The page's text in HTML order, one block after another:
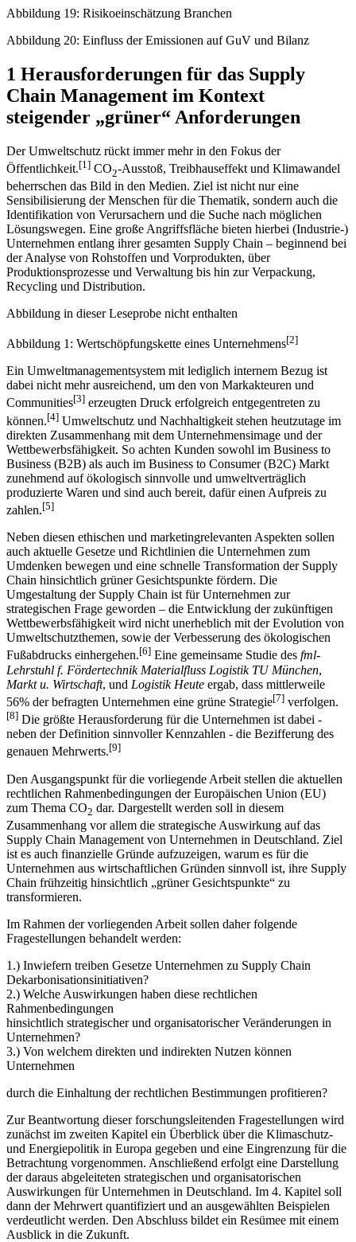
Abbildung 18: Kostenfaktor CO2am Beispiel der Luftfahrt
Abbildung 19: Risikoeinschätzung Branchen
Abbildung 20: Einfluss der Emissionen auf GuV und Bilanz
1 Herausforderungen für das Supply
Chain Management im Kontext
steigender „grüner“ Anforderungen
Der Umweltschutz rückt immer mehr in den Fokus der
Öffentlichkeit.[1]CO2-Ausstoß, Treibhauseffekt und Klimawandel
beherrschen das Bild in den Medien. Ziel ist nicht nur eine
Sensibilisierung der Menschen für die Thematik, sondern auch die
Identifikation von Verursachern und die Suche nach möglichen
Lösungswegen. Eine große Angriffsfläche bieten hierbei (Industrie-)
Unternehmen entlang ihrer gesamten Supply Chain – beginnend bei
der Analyse von Rohstoffen und Vorprodukten, über
Recycling und Distribution.
Abbildung in dieser Leseprobe nicht enthalten
Abbildung 1: Wertschöpfungskette eines Unternehmens[2]
Ein Umweltmanagementsystem mit lediglich internem Bezug ist
dabei nicht mehr ausreichend, um den von Markakteuren und
Communities[3]erzeugten Druck erfolgreich entgegentreten zu
können.[4]Umweltschutz und Nachhaltigkeit stehen heutzutage im
direkten Zusammenhang mit dem Unternehmensimage und der
Wettbewerbsfähigkeit. So achten Kunden sowohl im Business to
Business (B2B) als auch im Business to Consumer (B2C) Markt
zunehmend auf ökologisch sinnvolle und umweltverträglich
zahlen. [5]
Neben diesen ethischen und marketingrelevanten Aspekten sollen
auch aktuelle Gesetze und Richtlinien die Unternehmen zum
Umdenken bewegen und eine schnelle Transformation der Supply
Chain hinsichtlich grüner Gesichtspunkte fördern. Die
Umgestaltung der Supply Chain ist für Unternehmen zur
strategischen Frage geworden – die Entwicklung der zukünftigen
Wettbewerbsfähigkeit wird nicht unerheblich mit der Evolution von
Umweltschutzthemen, sowie der Verbesserung des ökologischen
Fußabdrucks einhergehen.[6]Eine gemeinsame Studie desfml-
Lehrstuhl f. Fördertechnik Materialfluss Logistik TU München,
Markt u. Wirtschaft
, und Logistik Heuteergab, dass mittlerweile
56% der befragten Unternehmen eine grüne Strategie[7]verfolgen.
Die größte Herausforderung für die Unternehmen ist dabei -
neben der Definition sinnvoller Kennzahlen - die Bezifferung des
genauen Mehrwerts. [9]
Den Ausgangspunkt für die vorliegende Arbeit stellen die aktuellen
rechtlichen Rahmenbedingungen der Europäischen Union (EU)
zum Thema CO 2dar. Dargestellt werden soll in diesem
Zusammenhang vor allem die strategische Auswirkung auf das
Supply Chain Management von Unternehmen in Deutschland. Ziel
ist es auch finanzielle Gründe aufzuzeigen, warum es für die
Unternehmen aus wirtschaftlichen Gründen sinnvoll ist, ihre Supply
transformieren.
Fragestellungen behandelt werden:
1.) Inwiefern treiben Gesetze Unternehmen zu Supply Chain
Dekarbonisationsinitiativen?
2.) Welche Auswirkungen haben diese rechtlichen
Rahmenbedingungen
hinsichtlich strategischer und organisatorischer Veränderungen in
Unternehmen?
Unternehmen
durch die Einhaltung der rechtlichen Bestimmungen profitieren?
Zur Beantwortung dieser forschungsleitenden Fragestellungen wird
zunächst im zweiten Kapitel ein Überblick über die Klimaschutz-
und Energiepolitik in Europa gegeben und eine Eingrenzung für die
Betrachtung vorgenommen. Anschließend erfolgt eine Darstellung
der daraus abgeleiteten strategischen und organisatorischen
Auswirkungen für Unternehmen in Deutschland. Im 4. Kapitel soll
dann der Mehrwert quantifiziert und an ausgewählten Beispielen